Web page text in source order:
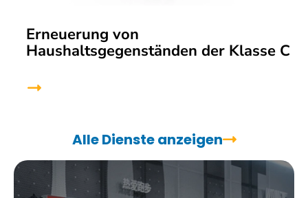
Erneuerung von
Haushaltsgegenständen der Klasse C
Alle Dienste anzeigen